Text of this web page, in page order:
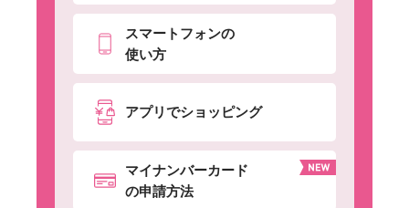
スマートフォンの
使い方
アプリでショッピング
マイナンバーカード
の申請方法